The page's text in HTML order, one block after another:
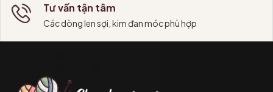
Tư vấn tận tâm
Các dòng len sợi, kim đan móc phù hợp